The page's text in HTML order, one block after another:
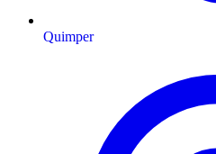
Quimper